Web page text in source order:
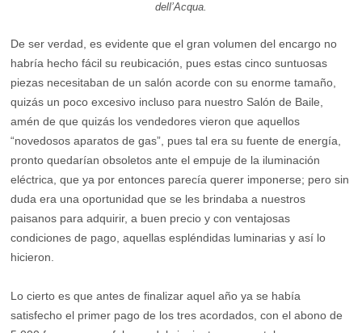
dell’Acqua.
De ser verdad, es evidente que el gran volumen del encargo no
habría hecho fácil su reubicación, pues estas cinco suntuosas
piezas necesitaban de un salón acorde con su enorme tamaño,
quizás un poco excesivo incluso para nuestro Salón de Baile,
amén de que quizás los vendedores vieron que aquellos
“novedosos aparatos de gas”, pues tal era su fuente de energía,
pronto quedarían obsoletos ante el empuje de la iluminación
eléctrica, que ya por entonces parecía querer imponerse; pero sin
duda era una oportunidad que se les brindaba a nuestros
paisanos para adquirir, a buen precio y con ventajosas
condiciones de pago, aquellas espléndidas luminarias y así lo
hicieron.
Lo cierto es que antes de finalizar aquel año ya se había
satisfecho el primer pago de los tres acordados, con el abono de